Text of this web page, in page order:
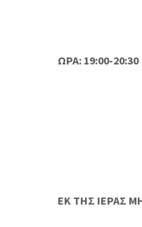
ΩΡΑ: 19:00-20:30
ΕΚ ΤΗΣ ΙΕΡΑΣ